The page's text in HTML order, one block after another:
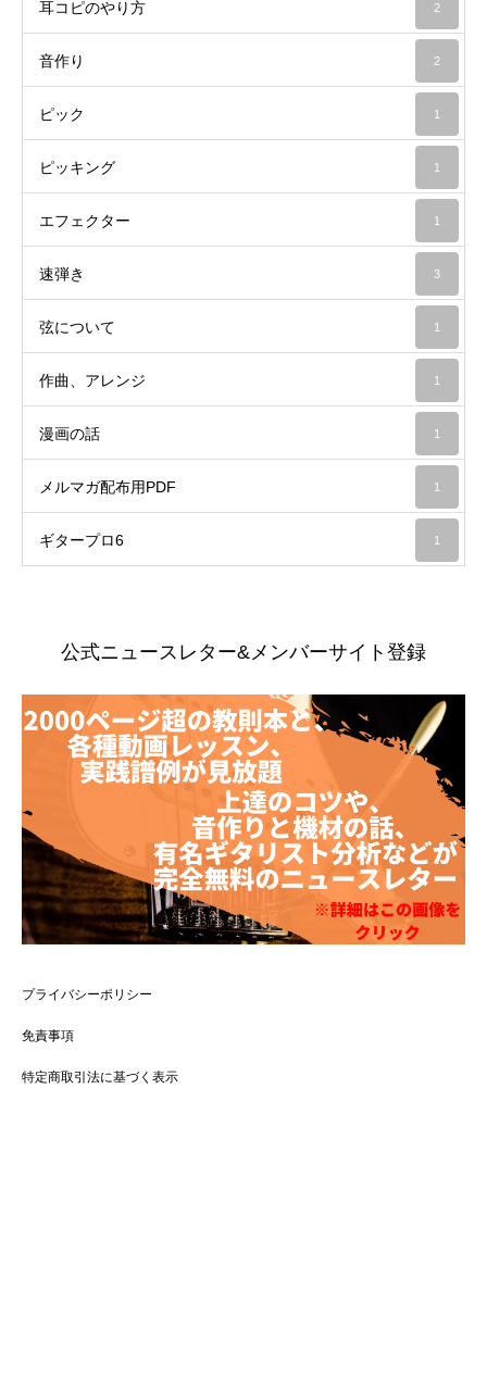
耳コピのやり方 2
音作り 2
ピック 1
ピッキング 1
エフェクター 1
速弾き 3
弦について 1
作曲、アレンジ 1
漫画の話 1
メルマガ配布用PDF 1
ギタープロ6 1
公式ニュースレター&メンバーサイト登録
プライバシーポリシー
免責事項
特定商取引法に基づく表示